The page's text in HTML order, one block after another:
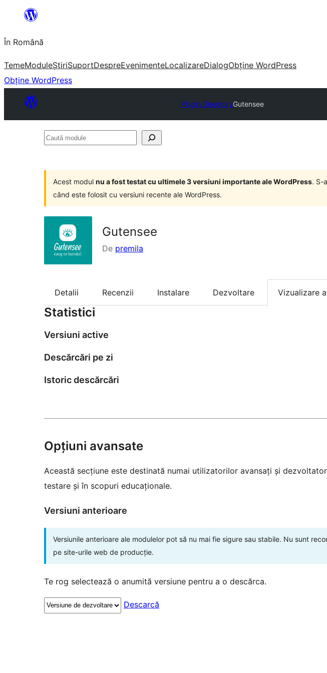
conținut
În Română
TemeModuleȘtiriSuportDespreEvenimenteLocalizareDialogObține WordPress
Obține WordPress
Plugin DirectoryGutensee
Caută
Acest modul nu a fost testat cu ultimele 3 versiuni importante ale WordPress. S-
când este folosit cu versiuni recente ale WordPress.
Gutensee
De premila
Detalii Recenzii Instalare Dezvoltare Vizualizare
Statistici
Versiuni active
Descărcări pe zi
Istoric descărcări
Opțiuni avansate
Această secțiune este destinată numai utilizatorilor avansați și
testare și în scopuri educaționale.
Versiuni anterioare
Versiunile anterioare ale modulelor pot să nu mai fie sigure sau stabile. Nu sunt
pe site-urile web de producție.
Te rog selectează o anumită versiune pentru a o descărca.
Descarcă